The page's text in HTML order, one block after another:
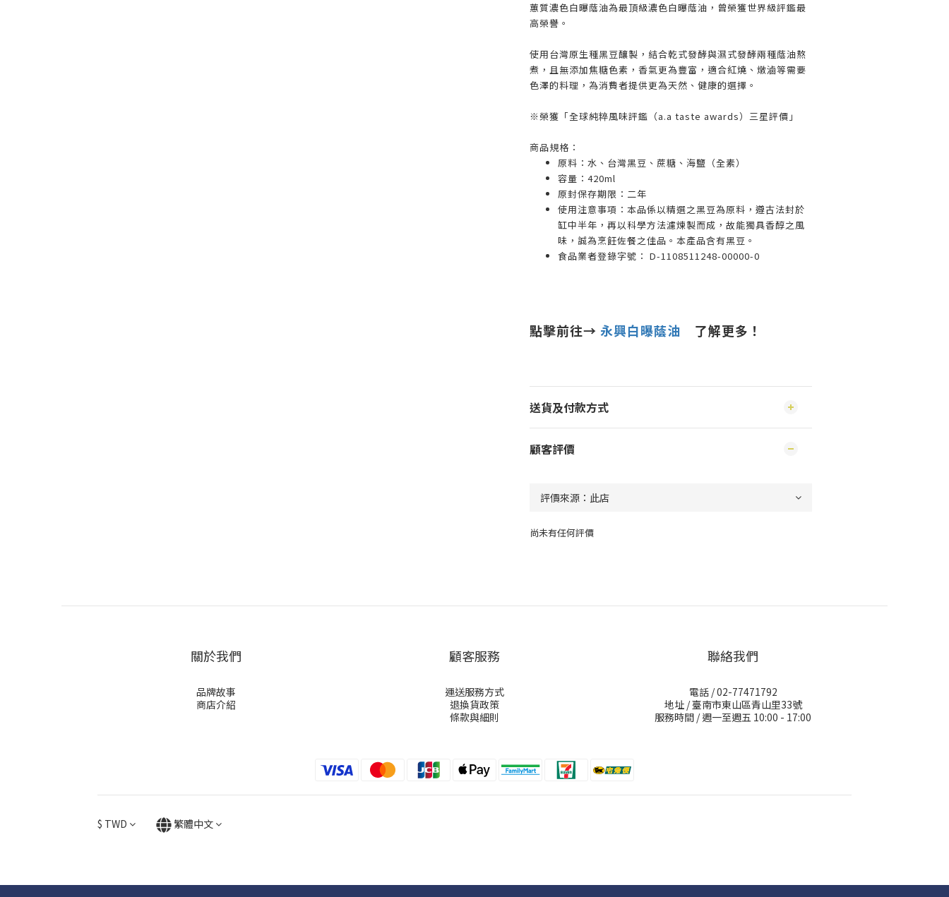
蕙質濃色白曝蔭油為最頂級濃色白曝蔭油，曾榮獲世界級評鑑最
高榮譽。
使用台灣原生種黑豆釀製，結合乾式發酵與濕式發酵兩種蔭油熬
煮，且無添加焦糖色素，香氣更為豐富，適合紅燒、燉滷等需要
色澤的料理，為消費者提供更為天然、健康的選擇。
※榮獲「全球純粹風味評鑑（a.a taste awards）三星評價」
商品規格：
原料：水、台灣黑豆、蔗糖、海鹽（全素）
容量：420ml
原封保存期限：二年
使用注意事項：本品係以精選之黑豆為原料，遵古法封於
缸中半年，再以科學方法濾煉製而成，故能獨具香醇之風
味，誠為烹飪佐餐之佳品。本產品含有黑豆。
食品業者登錄字號： D-1108511248-00000-0
點擊前往→ 永興白曝蔭油 了解更多！
送貨及付款方式
顧客評價
尚未有任何評價
關於我們
品牌故事
商店介紹
顧客服務
運送服務方式
退換貨政策
條款與細則
聯絡我們
電話 / 02-77471792
地址 / 臺南市東山區青山里33號
服務時間 / 週一至週五 10:00 - 17:00
$ TWD 繁體中文